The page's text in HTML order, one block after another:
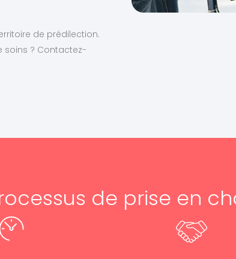
de prédilection.
soins ? Contactez-
de prise en